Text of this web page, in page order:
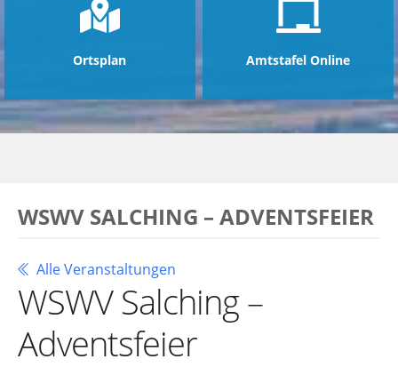
Ortsplan Amtstafel Online
WSWV SALCHING – ADVENTSFEIER
Alle Veranstaltungen
WSWV Salching –
Adventsfeier